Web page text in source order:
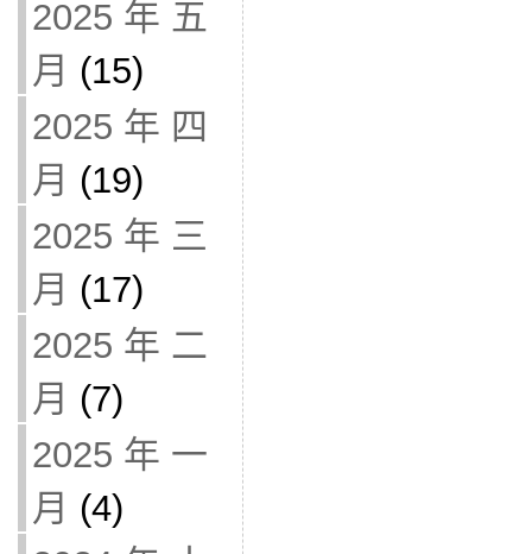
2025 年 五
月 (15)
2025 年 四
月 (19)
2025 年 三
月 (17)
2025 年 二
月 (7)
2025 年 一
月 (4)